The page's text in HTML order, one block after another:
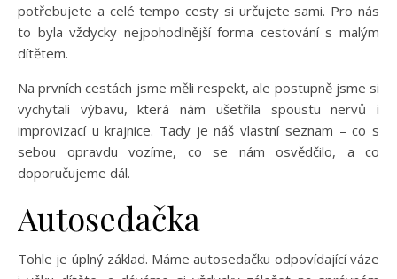
potřebujete a celé tempo cesty si určujete sami. Pro nás
to byla vždycky nejpohodlnější forma cestování s malým
dítětem.
Na prvních cestách jsme měli respekt, ale postupně jsme si
vychytali výbavu, která nám ušetřila spoustu nervů i
improvizací u krajnice. Tady je náš vlastní seznam – co s
sebou opravdu vozíme, co se nám osvědčilo, a co
doporučujeme dál.
Autosedačka
Tohle je úplný základ. Máme autosedačku odpovídající váze